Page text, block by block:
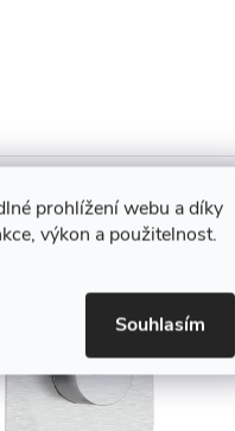
prohlížení webu a díky
výkon a použitelnost.
Souhlasím